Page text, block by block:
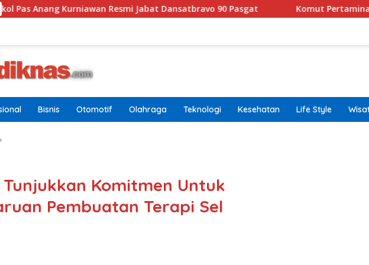
Resmi Jabat Dansatbravo 90 Pasgat Komut Pertamina Tegaskan
Bisnis Otomotif Olahraga Teknologi Kesehatan Life Style
Tunjukkan Komitmen Untuk
Pembuatan Terapi Sel